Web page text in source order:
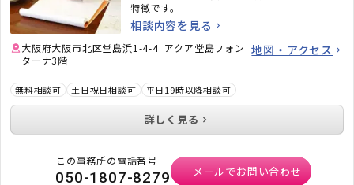
特徴です。
相談内容を見る
大阪府大阪市北区堂島浜1-4-4 アクア堂島フォン
ターナ3階
地図・アクセス
無料相談可 土日祝日相談可 平日19時以降相談可
詳しく見る
この事務所の電話番号
050-1807-8279 メールでお問い合わせ